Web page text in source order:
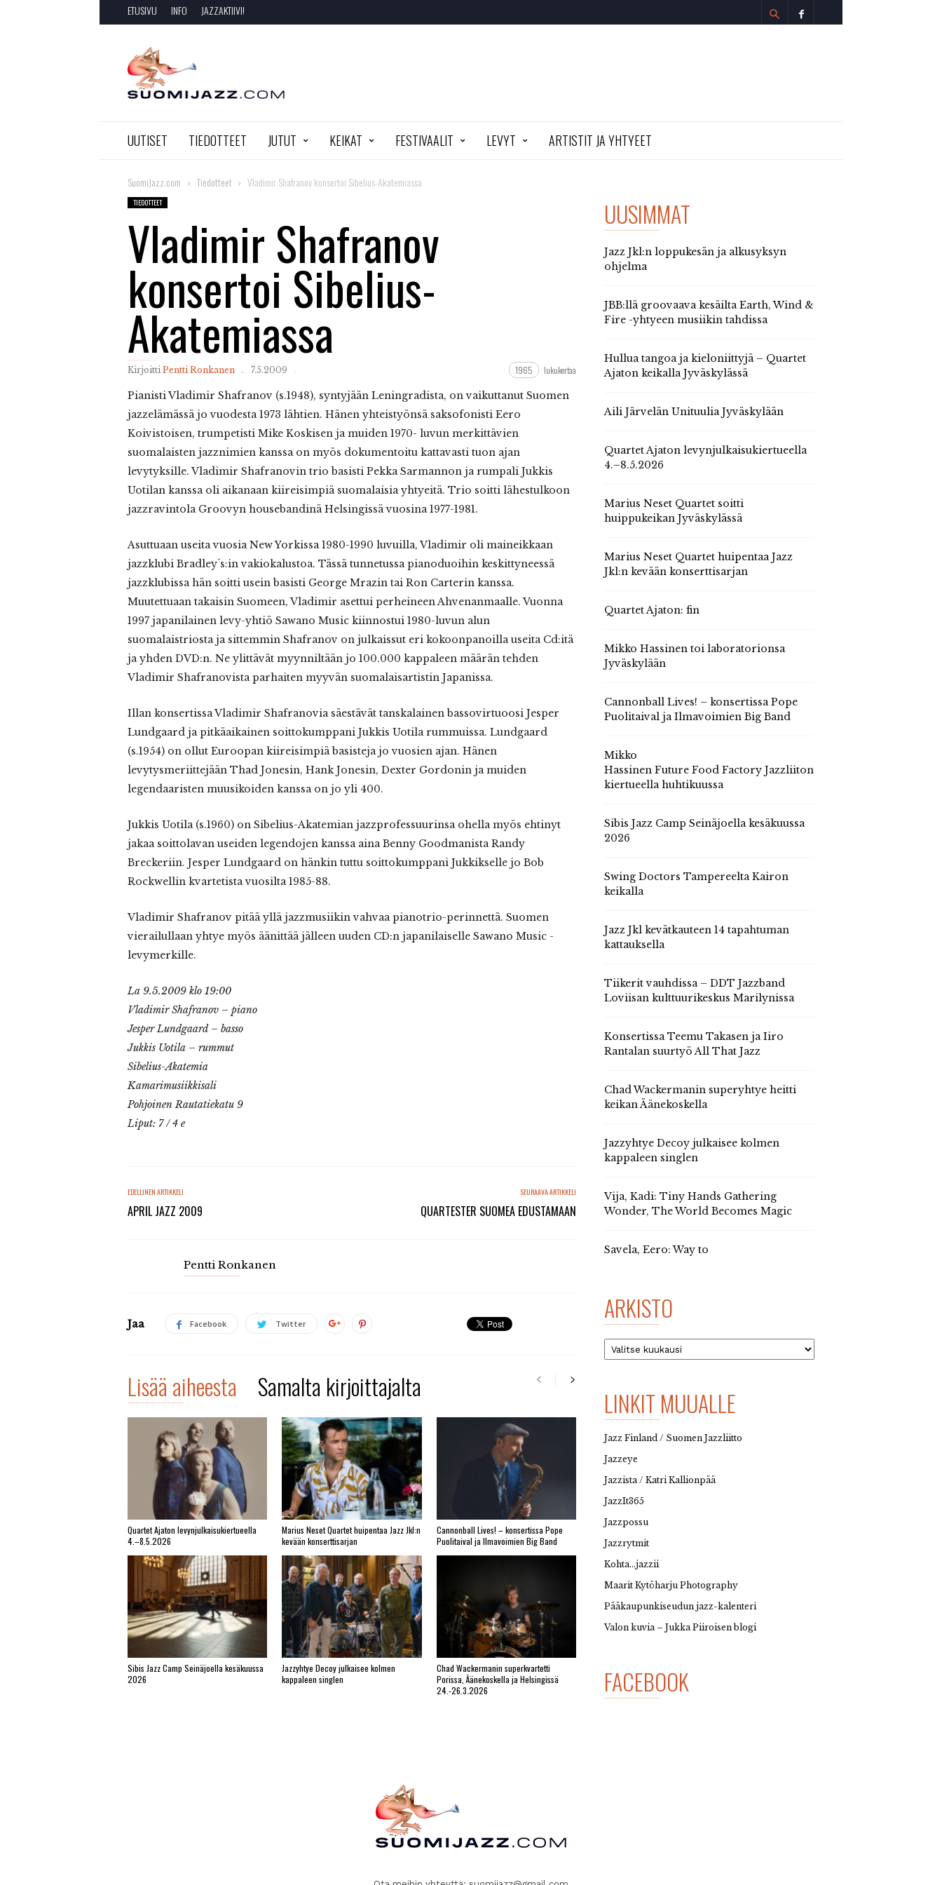
ETUSIVU INFO JAZZAKTIIVI!
SuomiJazz.com
UUTISET TIEDOTTEET JUTUT KEIKAT FESTIVAALIT LEVYT ARTISTIT JA YHTYEET
SuomiJazz.com Tiedotteet Vladimir Shafranov konsertoi Sibelius-Akatemiassa
TIEDOTTEET
Vladimir Shafranov
konsertoi Sibelius-
Akatemiassa
Kirjoitti Pentti Ronkanen 7.5.2009 1965 lukukertaa
Pianisti Vladimir Shafranov (s.1948), syntyjään Leningradista, on vaikuttanut Suomen
jazzelämässä jo vuodesta 1973 lähtien. Hänen yhteistyönsä saksofonisti Eero
Koivistoisen, trumpetisti Mike Koskisen ja muiden 1970- luvun merkittävien
suomalaisten jazznimien kanssa on myös dokumentoitu kattavasti tuon ajan
levytyksille. Vladimir Shafranovin trio basisti Pekka Sarmannon ja rumpali Jukkis
Uotilan kanssa oli aikanaan kiireisimpiä suomalaisia yhtyeitä. Trio soitti lähestulkoon
jazzravintola Groovyn housebandinä Helsingissä vuosina 1977-1981.
Asuttuaan useita vuosia New Yorkissa 1980-1990 luvuilla, Vladimir oli maineikkaan
jazzklubi Bradley´s:in vakiokalustoa. Tässä tunnetussa pianoduoihin keskittyneessä
jazzklubissa hän soitti usein basisti George Mrazin tai Ron Carterin kanssa.
Muutettuaan takaisin Suomeen, Vladimir asettui perheineen Ahvenanmaalle. Vuonna
1997 japanilainen levy-yhtiö Sawano Music kiinnostui 1980-luvun alun
suomalaistriosta ja sittemmin Shafranov on julkaissut eri kokoonpanoilla useita Cd:itä
ja yhden DVD:n. Ne ylittävät myynniltään jo 100.000 kappaleen määrän tehden
Vladimir Shafranovista parhaiten myyvän suomalaisartistin Japanissa.
Illan konsertissa Vladimir Shafranovia säestävät tanskalainen bassovirtuoosi Jesper
Lundgaard ja pitkäaikainen soittokumppani Jukkis Uotila rummuissa. Lundgaard
(s.1954) on ollut Euroopan kiireisimpiä basisteja jo vuosien ajan. Hänen
levytysmeriittejään Thad Jonesin, Hank Jonesin, Dexter Gordonin ja muiden
legendaaristen muusikoiden kanssa on jo yli 400.
Jukkis Uotila (s.1960) on Sibelius-Akatemian jazzprofessuurinsa ohella myös ehtinyt
jakaa soittolavan useiden legendojen kanssa aina Benny Goodmanista Randy
Breckeriin. Jesper Lundgaard on hänkin tuttu soittokumppani Jukkikselle jo Bob
Rockwellin kvartetista vuosilta 1985-88.
Vladimir Shafranov pitää yllä jazzmusiikin vahvaa pianotrio-perinnettä. Suomen
vierailullaan yhtye myös äänittää jälleen uuden CD:n japanilaiselle Sawano Music -
levymerkille.
La 9.5.2009 klo 19:00
Vladimir Shafranov – piano
Jesper Lundgaard – basso
Jukkis Uotila – rummut
Sibelius-Akatemia
Kamarimusiikkisali
Pohjoinen Rautatiekatu 9
Liput: 7 / 4 e
EDELLINEN ARTIKKELI
APRIL JAZZ 2009
SEURAAVA ARTIKKELI
QUARTESTER SUOMEA EDUSTAMAAN
Pentti Ronkanen
Jaa Facebook Twitter
Lisää aiheesta Samalta kirjoittajalta
Quartet Ajaton levynjulkaisukiertueella
4.–8.5.2026
Marius Neset Quartet huipentaa Jazz Jkl:n
kevään konserttisarjan
Cannonball Lives! – konsertissa Pope
Puolitaival ja Ilmavoimien Big Band
Sibis Jazz Camp Seinäjoella kesäkuussa
2026
Jazzyhtye Decoy julkaisee kolmen
kappaleen singlen
Chad Wackermanin superkvartetti
Porissa, Äänekoskella ja Helsingissä
24.-26.3.2026
UUSIMMAT
Jazz Jkl:n loppukesän ja alkusyksyn
ohjelma
JBB:llä groovaava kesäilta Earth, Wind &
Fire -yhtyeen musiikin tahdissa
Hullua tangoa ja kieloniittyjä – Quartet
Ajaton keikalla Jyväskylässä
Aili Järvelän Unituulia Jyväskylään
Quartet Ajaton levynjulkaisukiertueella
4.–8.5.2026
Marius Neset Quartet soitti
huippukeikan Jyväskylässä
Marius Neset Quartet huipentaa Jazz
Jkl:n kevään konserttisarjan
Quartet Ajaton: fin
Mikko Hassinen toi laboratorionsa
Jyväskylään
Cannonball Lives! – konsertissa Pope
Puolitaival ja Ilmavoimien Big Band
Mikko
Hassinen Future Food Factory Jazzliiton
kiertueella huhtikuussa
Sibis Jazz Camp Seinäjoella kesäkuussa
2026
Swing Doctors Tampereelta Kairon
keikalla
Jazz Jkl kevätkauteen 14 tapahtuman
kattauksella
Tiikerit vauhdissa – DDT Jazzband
Loviisan kulttuurikeskus Marilynissa
Konsertissa Teemu Takasen ja Iiro
Rantalan suurtyö All That Jazz
Chad Wackermanin superyhtye heitti
keikan Äänekoskella
Jazzyhtye Decoy julkaisee kolmen
kappaleen singlen
Vija, Kadi: Tiny Hands Gathering
Wonder, The World Becomes Magic
Savela, Eero: Way to
ARKISTO
Arkisto
LINKIT MUUALLE
Jazz Finland / Suomen Jazzliitto
Jazzeye
Jazzista / Katri Kallionpää
JazzIt365
Jazzpossu
Jazzrytmit
Kohta…jazzii
Maarit Kytöharju Photography
Pääkaupunkiseudun jazz-kalenteri
Valon kuvia – Jukka Piiroisen blogi
FACEBOOK